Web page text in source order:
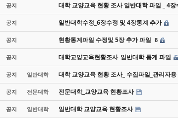
공지 대학 교양교육 현황 조사 일반대학 파일 _ 4
공지 일반대학수정_6장수정 및 4장통계 추가
공지 현황통계파일 수정및 5장 추가 파일 8
공지 대학교양교육현황조사_일반대학 통계 파일
공지 일반대학 대학 교양교육 현황 조사_ 수집파일_관리자
공지 전문대학 전문대학_교양교육 현황조사
공지 일반대학 일반대학 교양교육 현황조사